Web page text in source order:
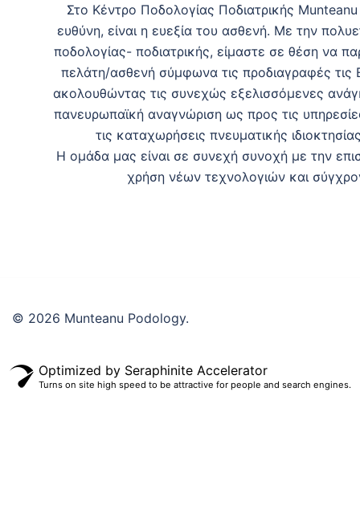
Στο Kέντρο Ποδολογίας Ποδιατρικής
ευθύνη, είναι η ευεξία του ασθενή. Με την
ποδολογίας- ποδιατρικής, είμαστε σε θέση να
πελάτη/ασθενή σύμφωνα τις προδιαγραφές
ακολουθώντας τις συνεχώς εξελισσόμενες
πανευρωπαϊκή αναγνώριση ως προς τις
τις καταχωρήσεις πνευματικής
Η ομάδα μας είναι σε συνεχή συνοχή με την
χρήση νέων τεχνολογιών και
© 2026 Munteanu Podology.
Optimized by Seraphinite Accelerator
Turns on site high speed to be attractive for people and search engines.